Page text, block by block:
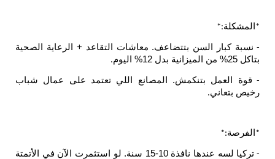
بتتضاعف. معاشات التقاعد + الرعاية الصحية
.
بتنكمش. المصانع اللي تعتمد على عمال شباب
تركيا لسه عندها نافذة 10-15 سنة. لو استثمرت الآن في الأتمتة